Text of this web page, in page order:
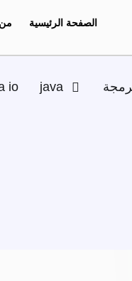
الصفحة الرئيسية
java
io